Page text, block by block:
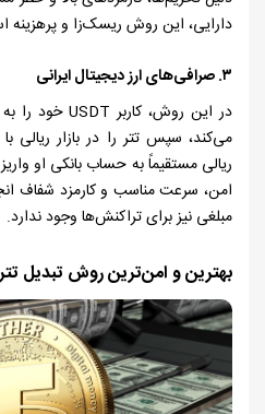
دارایی، این روش ریسک‌زا و پرهزینه
۳. صرافی‌های ارز دیجیتال ایرانی
در این روش، کاربر USDT خود را
می‌کند، سپس تتر را در بازار ریالی
ریالی مستقیماً به حساب بانکی او
امن، سرعت مناسب و کارمزد شفاف
مبلغی نیز برای تراکنش‌ها وجود ندارد.
بهترین و امن‌ترین روش تبدیل